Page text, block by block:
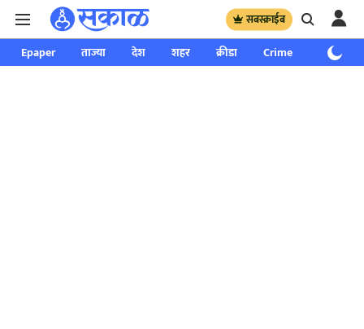
सबस्क्राईब
Epaper ताज्या देश शहर क्रीडा Crime साप्ताहिक